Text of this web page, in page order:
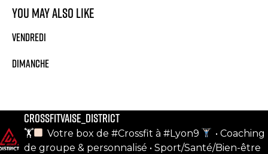
You May Also Like
Vendredi
Dimanche
notre compte instagram
crossfitvaise_district
🏋 Votre box de #Crossfit à #Lyon9
• Coaching
de groupe & personnalisé • Sport/Santé/Bien-être